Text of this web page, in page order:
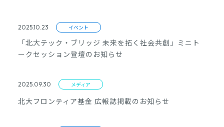
2025.10.23 イベント
「北大テック・ブリッジ 未来を拓く社会共創」ミニト
ークセッション登壇のお知らせ
2025.09.30 メディア
北大フロンティア基金 広報誌掲載のお知らせ